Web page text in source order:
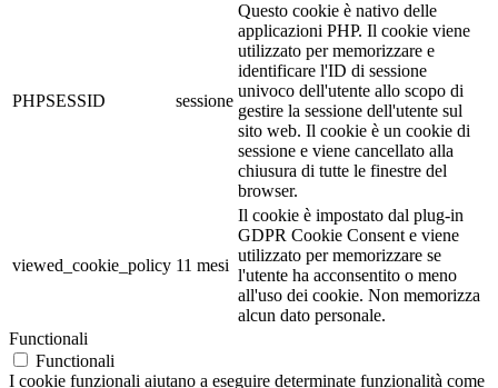
PHPSESSID sessione
Questo cookie è nativo delle
applicazioni PHP. Il cookie viene
utilizzato per memorizzare e
identificare l'ID di sessione
univoco dell'utente allo scopo di
gestire la sessione dell'utente sul
sito web. Il cookie è un cookie di
sessione e viene cancellato alla
chiusura di tutte le finestre del
browser.
viewed_cookie_policy 11 mesi
Il cookie è impostato dal plug-in
GDPR Cookie Consent e viene
utilizzato per memorizzare se
l'utente ha acconsentito o meno
all'uso dei cookie. Non memorizza
alcun dato personale.
Functionali
Functionali
I cookie funzionali aiutano a eseguire determinate funzionalità come